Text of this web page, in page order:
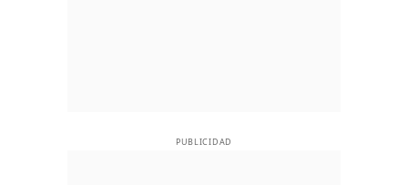
PUBLICIDAD